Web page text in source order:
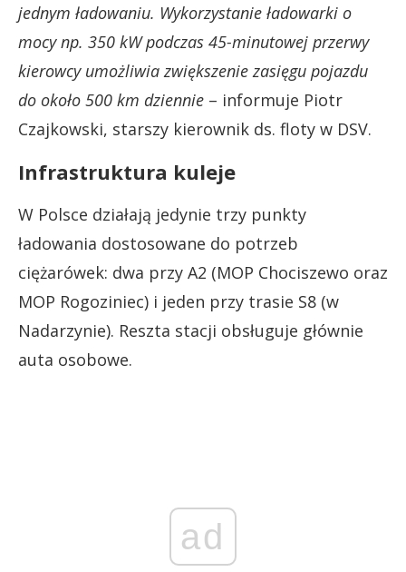
jednym ładowaniu. Wykorzystanie ładowarki o
mocy np. 350 kW podczas 45-minutowej przerwy
kierowcy umożliwia zwiększenie zasięgu pojazdu
do około 500 km dziennie – informuje Piotr
Czajkowski, starszy kierownik ds. floty w DSV.
Infrastruktura kuleje
W Polsce działają jedynie trzy punkty
ładowania dostosowane do potrzeb
ciężarówek: dwa przy A2 (MOP Chociszewo oraz
MOP Rogoziniec) i jeden przy trasie S8 (w
Nadarzynie). Reszta stacji obsługuje głównie
auta osobowe.
ad